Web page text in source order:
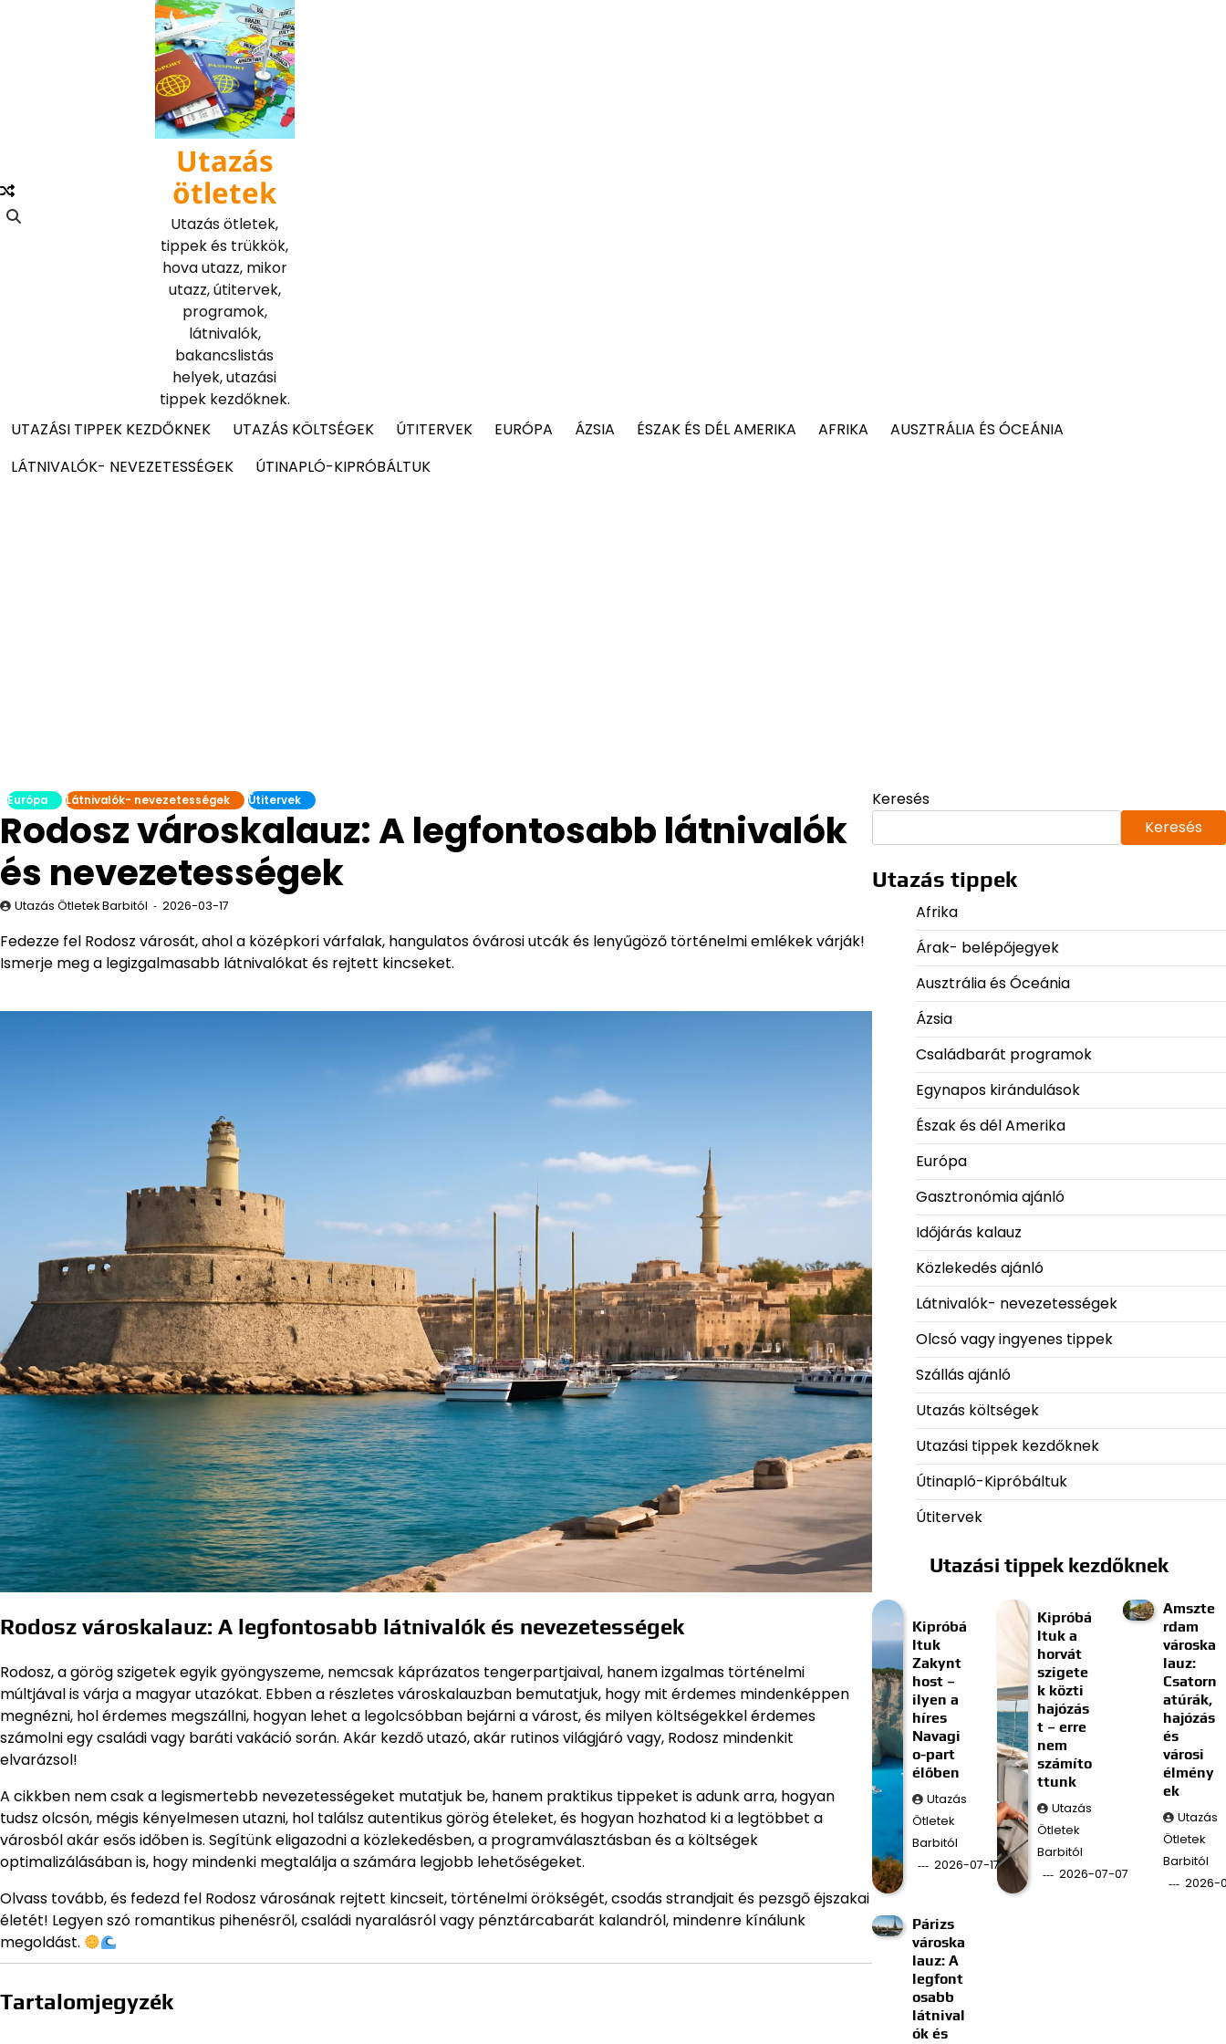
Utazás
ötletek
Utazás ötletek,
tippek és trükkök,
hova utazz, mikor
utazz, útitervek,
programok,
látnivalók,
bakancslistás
helyek, utazási
tippek kezdőknek.
UTAZÁSI TIPPEK KEZDŐKNEK
UTAZÁS KÖLTSÉGEK ÚTITERVEK EURÓPA ÁZSIA ÉSZAK ÉS DÉL AMERIKA AFRIKA
AUSZTRÁLIA ÉS ÓCEÁNIA
LÁTNIVALÓK- NEVEZETESSÉGEK
ÚTINAPLÓ-KIPRÓBÁLTUK
Európa Látnivalók- nevezetességek Útitervek
Rodosz városkalauz: A legfontosabb látnivalók
és nevezetességek
Utazás Ötletek Barbitól 2026-03-17
Fedezze fel Rodosz városát, ahol a középkori várfalak, hangulatos óvárosi utcák és lenyűgöző történelmi emlékek várják!
Ismerje meg a legizgalmasabb látnivalókat és rejtett kincseket.
Rodosz városkalauz: A legfontosabb látnivalók és nevezetességek
Rodosz, a görög szigetek egyik gyöngyszeme, nemcsak káprázatos tengerpartjaival, hanem izgalmas történelmi
múltjával is várja a magyar utazókat. Ebben a részletes városkalauzban bemutatjuk, hogy mit érdemes mindenképpen
megnézni, hol érdemes megszállni, hogyan lehet a legolcsóbban bejárni a várost, és milyen költségekkel érdemes
számolni egy családi vagy baráti vakáció során. Akár kezdő utazó, akár rutinos világjáró vagy, Rodosz mindenkit
elvarázsol!
A cikkben nem csak a legismertebb nevezetességeket mutatjuk be, hanem praktikus tippeket is adunk arra, hogyan
tudsz olcsón, mégis kényelmesen utazni, hol találsz autentikus görög ételeket, és hogyan hozhatod ki a legtöbbet a
városból akár esős időben is. Segítünk eligazodni a közlekedésben, a programválasztásban és a költségek
optimalizálásában is, hogy mindenki megtalálja a számára legjobb lehetőségeket.
Olvass tovább, és fedezd fel Rodosz városának rejtett kincseit, történelmi örökségét, csodás strandjait és pezsgő éjszakai
életét! Legyen szó romantikus pihenésről, családi nyaralásról vagy pénztárcabarát kalandról, mindenre kínálunk
megoldást.
Tartalomjegyzék
Keresés
Keresés
Utazás tippek
Afrika
Árak- belépőjegyek
Ausztrália és Óceánia
Ázsia
Családbarát programok
Egynapos kirándulások
Észak és dél Amerika
Európa
Gasztronómia ajánló
Időjárás kalauz
Közlekedés ajánló
Látnivalók- nevezetességek
Olcsó vagy ingyenes tippek
Szállás ajánló
Utazás költségek
Utazási tippek kezdőknek
Útinapló-Kipróbáltuk
Útitervek
Utazási tippek kezdőknek
Kipróbá
ltuk
Zakynt
host –
ilyen a
híres
Navagi
o-part
élőben
Utazás
Ötletek
Barbitól
2026-07-17
Kipróbá
ltuk a
horvát
szigete
k közti
hajózás
t – erre
nem
számíto
ttunk
Utazás
Ötletek
Barbitól
2026-07-07
Amszte
rdam
városka
lauz:
Csatorn
atúrák,
hajózás
és
városi
élmény
ek
Utazás
Ötletek
Barbitól
2026-
Párizs
városka
lauz: A
legfont
osabb
látnival
ók és